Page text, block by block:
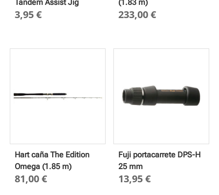
Tandem Assist Jig
3,95€
(1.83 m)
233,00€
Hart caña The Edition
Omega (1.85 m)
81,00€
Fuji portacarrete DPS-H
25 mm
13,95€